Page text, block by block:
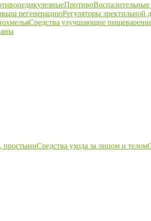
регенерациюРегуляторы эректильной
Средства улучшающие
простыниСредства ухода за лицом и телом